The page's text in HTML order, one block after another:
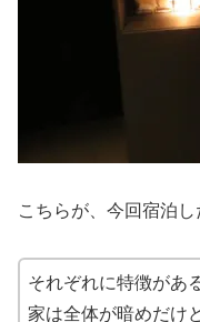
こちらが、今回宿泊し
それぞれに特徴があ
家は全体が暗めだけ